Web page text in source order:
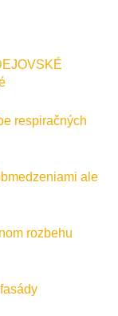
respiračných
ale
rozbehu